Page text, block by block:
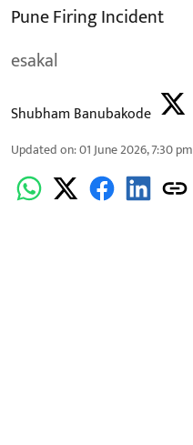
Pune Firing Incident
esakal
Shubham Banubakode
Updated on:01 June 2026, 7:30 pm